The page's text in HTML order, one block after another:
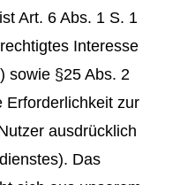
Art. 6 Abs. 1 S. 1
Interesse
sowie §25 Abs. 2
Erforderlichkeit zur
ausdrücklich
Das